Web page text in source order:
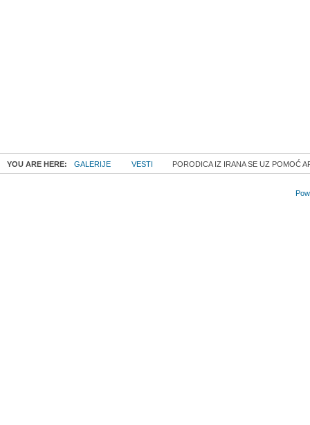
YOU ARE HERE: GALERIJE VESTI PORODICA IZ IRANA SE UZ POMOĆ